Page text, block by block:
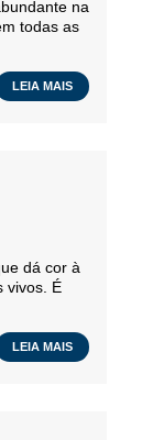
na
todas as
LEIA MAIS
dá cor à
vivos. É
LEIA MAIS